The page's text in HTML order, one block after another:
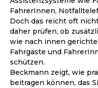
FahrerInnen,
Doch das reicht oft
daher prüfen, ob
wie nach innen
Fahrgäste und
schützen.
Beckmann zeigt, wie
beitragen können, das